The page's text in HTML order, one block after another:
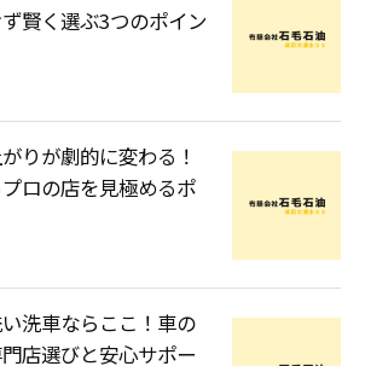
賢く選ぶ3つのポイン
りが劇的に変わる！
ロの店を見極めるポ
洗車ならここ！車の
店選びと安心サポー